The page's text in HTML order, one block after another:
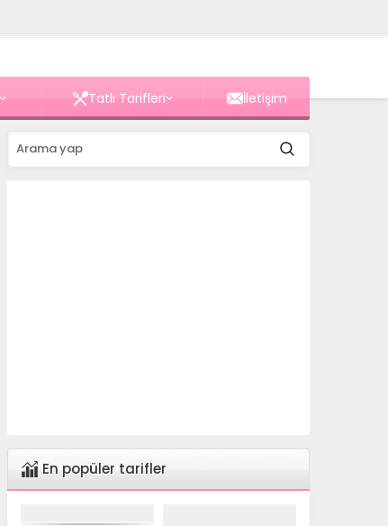
Tatlı Tarifleri İletişim
En popüler tarifler